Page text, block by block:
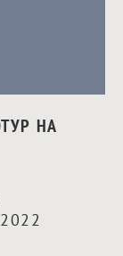
НА